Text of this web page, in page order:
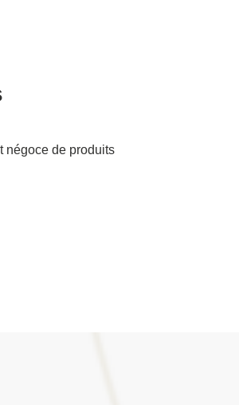
négoce de produits